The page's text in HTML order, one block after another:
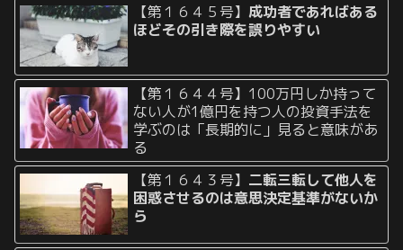
【第１６４５号】成功者であればある
ほどその引き際を誤りやすい
【第１６４４号】100万円しか持って
ない人が1億円を持つ人の投資手法を
学ぶのは「長期的に」見ると意味があ
る
【第１６４３号】 二転三転して他人を
困惑させるのは意思決定基準がないか
ら